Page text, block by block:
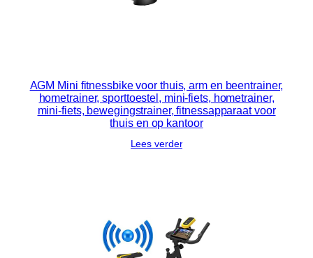
AGM Mini fitnessbike voor thuis, arm en beentrainer,
hometrainer, sporttoestel, mini-fiets, hometrainer,
mini-fiets, bewegingstrainer, fitnessapparaat voor
thuis en op kantoor
Lees verder